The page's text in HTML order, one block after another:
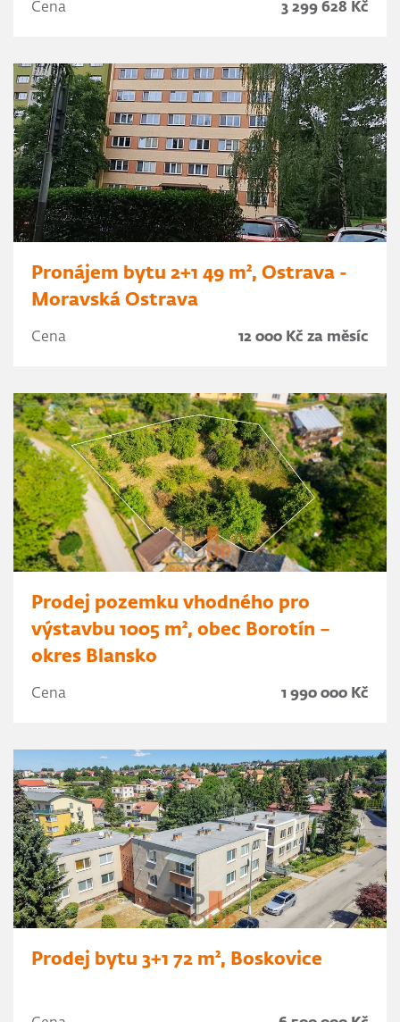
Cena 3 299 628 Kč
Pronájem bytu 2+1 49 m², Ostrava -
Moravská Ostrava
Cena 12 000 Kč za měsíc
Prodej pozemku vhodného pro
výstavbu 1005 m², obec Borotín –
okres Blansko
Cena 1 990 000 Kč
Prodej bytu 3+1 72 m², Boskovice